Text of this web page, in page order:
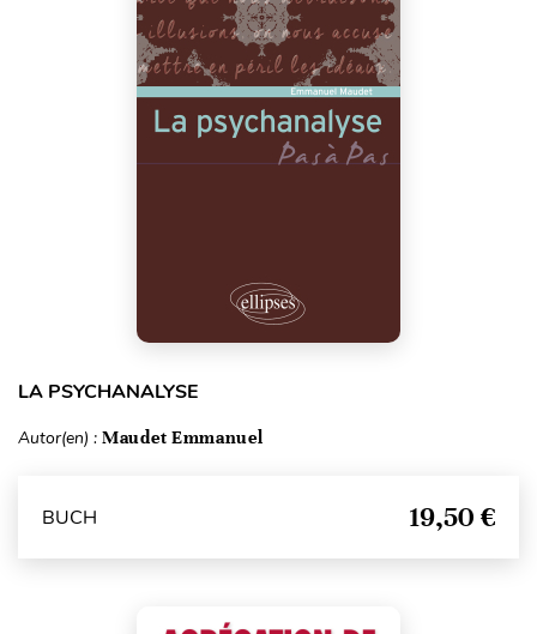
LA PSYCHANALYSE
Autor(en) : Maudet Emmanuel
BUCH 19,50 €